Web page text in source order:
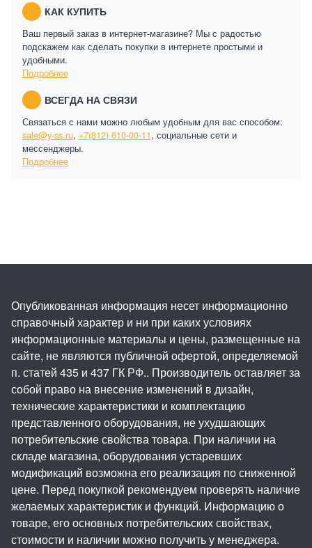
КАК КУПИТЬ
Ваш первый заказ в интернет-магазине? Мы с радостью
подскажем как сделать покупки в интернете простыми и
удобными.
Подробнее
ВСЕГДА НА СВЯЗИ
Связаться с нами можно любым удобным для вас способом:
sale@y-ss.ru, +7(812) 610-00-11, социальные сети и
мессенджеры.
Подробнее
Опубликованная информация несет информационно
справочный характер и ни при каких условиях
информационные материалы и цены, размещенные на
сайте, не являются публичной офертой, определяемой
п. статей 435 и 437 ГК РФ.. Производитель оставляет за
собой право на внесение изменений в дизайн,
технические характеристики и комплектацию
представленного оборудования, не ухудшающих
потребительские свойства товара. При наличии на
складе магазина, оборудования устаревших
модификаций возможна его реализация по сниженной
цене. Перед покупкой рекомендуем проверять наличие
желаемых характеристик и функций. Информацию о
товаре, его основных потребительских свойствах,
стоимости и наличии можно получить у менеджера.